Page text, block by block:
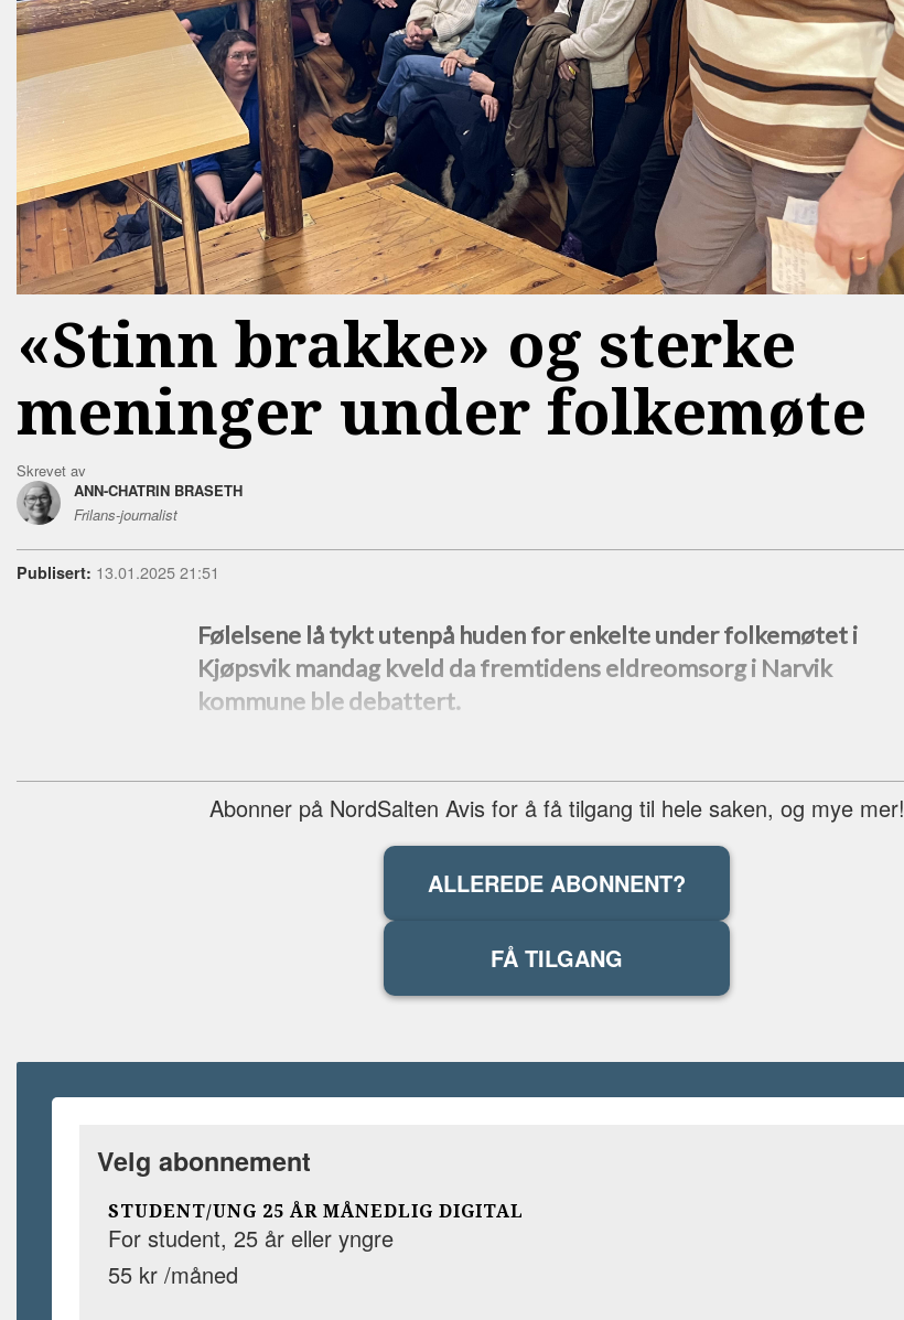
«Stinn brakke» og sterke
meninger under folkemøte
Skrevet av
ANN-CHATRIN BRASETH
Frilans-journalist
Publisert: 13.01.2025 21:51
Følelsene lå tykt utenpå huden for enkelte under folkemøtet i
Kjøpsvik mandag kveld da fremtidens eldreomsorg i Narvik
kommune ble debattert.
Abonner på NordSalten Avis for å få tilgang til hele saken, og mye mer!
ALLEREDE ABONNENT?
FÅ TILGANG
Velg abonnement
STUDENT/UNG 25 ÅR MÅNEDLIG DIGITAL
For student, 25 år eller yngre
55 kr /måned